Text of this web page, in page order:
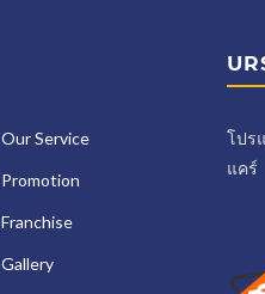
Our Service
Promotion
Franchise
Gallery
โปร
แคร์